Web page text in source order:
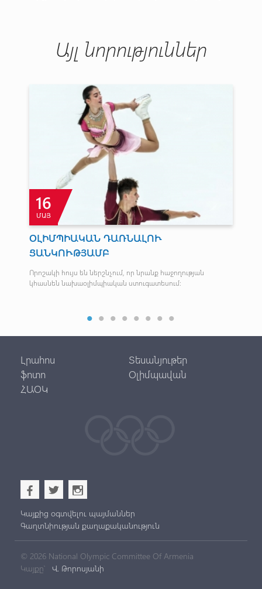
Այլ նորություններ
16
ՄԱՅ
ՕԼԻՄՊԻԱԿԱՆ ԴԱՌՆԱԼՈՒ
ՑԱՆԿՈՒԹՅԱՄԲ
Որոշակի հույս են ներշնչում, որ նրանք հաջողության
կհասնեն նախաօլիմպիական ստուգատեսում:
Լրահոս
Տեսանյութեր
ֆոտո
Օլիմպավան
ՀԱՕԿ
b a x
Կայքից օգտվելու պայմաններ
Գաղտնիության քաղաքականություն
© 2026 National Olympic Committee Of Armenia
Կայքը՝
Վ. Թորոսյանի